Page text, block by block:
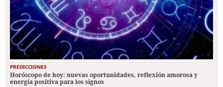
PREDICCIONES
Horóscopo de hoy: nuevas oportunidades, reflexión amorosa y
energía positiva para los signos